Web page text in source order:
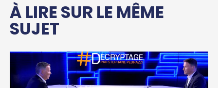
À LIRE SUR LE MÊME
SUJET